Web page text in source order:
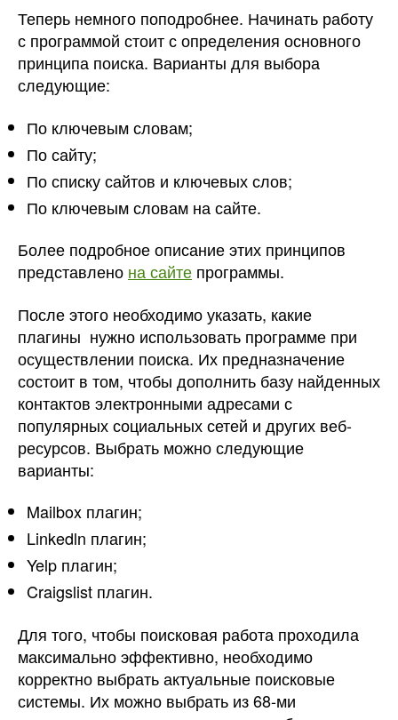
Теперь немного поподробнее. Начинать работу
с программой стоит с определения основного
принципа поиска. Варианты для выбора
следующие:
По ключевым словам;
По сайту;
По списку сайтов и ключевых слов;
По ключевым словам на сайте.
Более подробное описание этих принципов
представлено на сайте программы.
После этого необходимо указать, какие
плагины нужно использовать программе при
осуществлении поиска. Их предназначение
состоит в том, чтобы дополнить базу найденных
контактов электронными адресами с
популярных социальных сетей и других веб-
ресурсов. Выбрать можно следующие
варианты:
Mailbox плагин;
Linkedln плагин;
Yelp плагин;
Craigslist плагин.
Для того, чтобы поисковая работа проходила
максимально эффективно, необходимо
корректно выбрать актуальные поисковые
системы. Их можно выбрать из 68-ми